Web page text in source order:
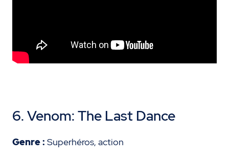
6. Venom: The Last Dance
Genre : Superhéros, action